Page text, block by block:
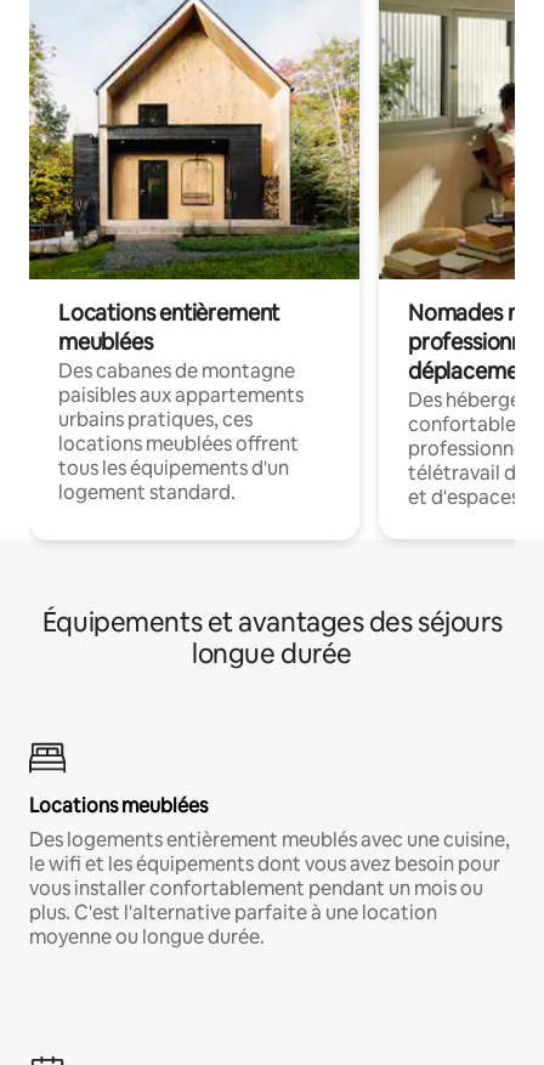
Locations entièrement
meublées
Des cabanes de montagne
paisibles aux appartements
urbains pratiques, ces
locations meublées offrent
tous les équipements d'un
logement standard.
Nomades
déplacement
Des
confortables
professionnels
télétravail
et d'espaces
Équipements et avantages des séjours
longue durée
Locations meublées
Des logements entièrement meublés avec une cuisine,
le wifi et les équipements dont vous avez besoin pour
vous installer confortablement pendant un mois ou
plus. C'est l'alternative parfaite à une location
moyenne ou longue durée.